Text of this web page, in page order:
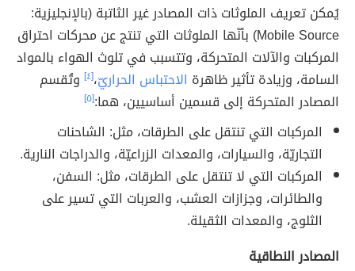
يُمكن تعريف الملوثات ذات المصادر غير الثاتبة (بالإنجليزية:
Mobile Source) بأنّها الملوثات التي تنتج عن محركات احتراق
المركبات والآلات المتحركة، وتتسبب في تلوث الهواء بالمواد
السامة، وزيادة تأثير ظاهرة الاحتباس الحراريّ،[٤]
وتُقسم
المصادر المتحركة إلى قسمين أساسيين، هما:[٥]
المركبات التي تنتقل على الطرقات، مثل: الشاحنات
التجاريّة، والسيارات، والمعدات الزراعيّة، والدراجات النارية.
المركبات التي لا تنتقل على الطرقات، مثل: السفن،
والطائرات، وجزازات العشب، والعربات التي تسير على
الثلوج، والمعدات الثقيلة.
المصادر النطاقية